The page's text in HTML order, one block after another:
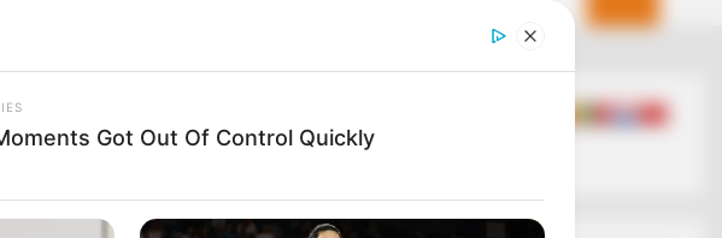
Got Out Of Control Quickly